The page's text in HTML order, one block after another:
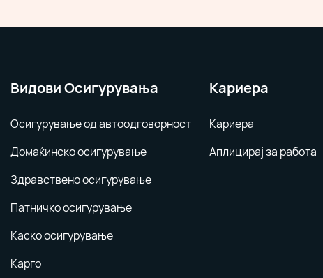
Видови Осигурувања
Осигурување од автоодговорност
Домаќинско осигурување
Здравствено осигурување
Патничко осигурување
Каско осигурување
Карго
Кариера
Кариера
Аплицирај за работа